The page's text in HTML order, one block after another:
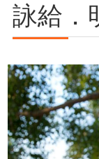
詠給．